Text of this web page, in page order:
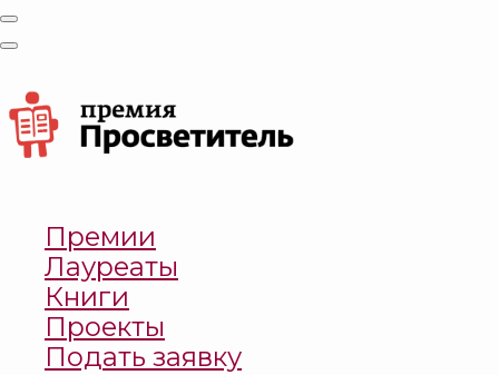
Премии
Лауреаты
Книги
Проекты
Подать заявку